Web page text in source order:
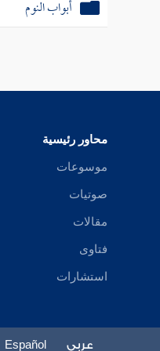
أبواب النوم
محاور رئيسية
موسوعات
صوتيات
مقالات
فتاوى
استشارات
عربي Español